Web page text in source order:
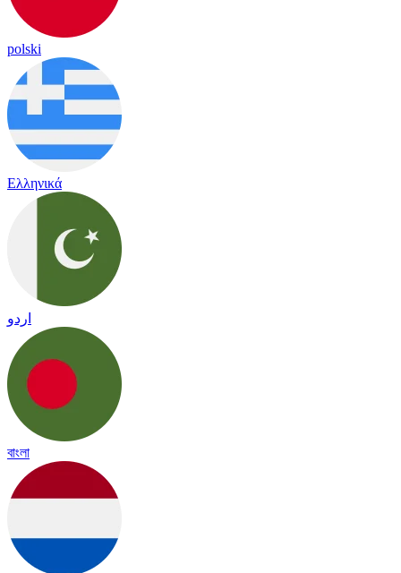
polski
Ελληνικά
اردو
বাংলা